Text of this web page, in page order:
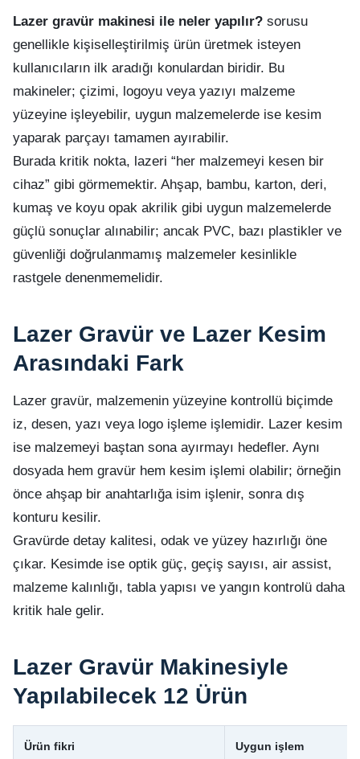
Lazer gravür makinesi ile neler yapılır? sorusu
genellikle kişiselleştirilmiş ürün üretmek isteyen
kullanıcıların ilk aradığı konulardan biridir. Bu
makineler; çizimi, logoyu veya yazıyı malzeme
yüzeyine işleyebilir, uygun malzemelerde ise kesim
yaparak parçayı tamamen ayırabilir.
Burada kritik nokta, lazeri “her malzemeyi kesen bir
cihaz” gibi görmemektir. Ahşap, bambu, karton, deri,
kumaş ve koyu opak akrilik gibi uygun malzemelerde
güçlü sonuçlar alınabilir; ancak PVC, bazı plastikler ve
güvenliği doğrulanmamış malzemeler kesinlikle
rastgele denenmemelidir.
Lazer Gravür ve Lazer Kesim
Arasındaki Fark
Lazer gravür, malzemenin yüzeyine kontrollü biçimde
iz, desen, yazı veya logo işleme işlemidir. Lazer kesim
ise malzemeyi baştan sona ayırmayı hedefler. Aynı
dosyada hem gravür hem kesim işlemi olabilir; örneğin
önce ahşap bir anahtarlığa isim işlenir, sonra dış
konturu kesilir.
Gravürde detay kalitesi, odak ve yüzey hazırlığı öne
çıkar. Kesimde ise optik güç, geçiş sayısı, air assist,
malzeme kalınlığı, tabla yapısı ve yangın kontrolü daha
kritik hale gelir.
Lazer Gravür Makinesiyle
Yapılabilecek 12 Ürün
Ürün fikri Uygun işlem